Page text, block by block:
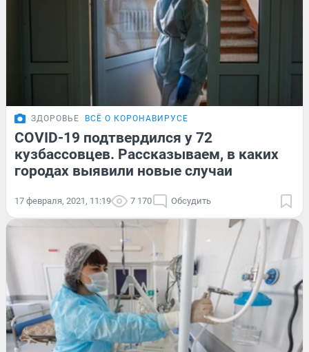
ЗДОРОВЬЕ ВСЁ О КОРОНАВИРУСЕ
COVID-19 подтвердился у 72
кузбассовцев. Рассказываем, в каких
городах выявили новые случаи
17 февраля, 2021, 11:19 7 170 Обсудить